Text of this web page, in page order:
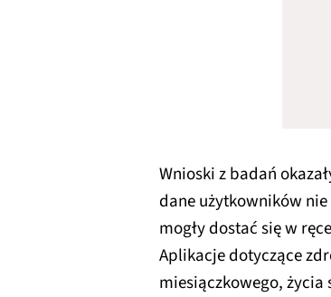
Wnioski z badań
dane użytkowników
mogły dostać się w
Aplikacje dotyczące
miesiączkowego, życia